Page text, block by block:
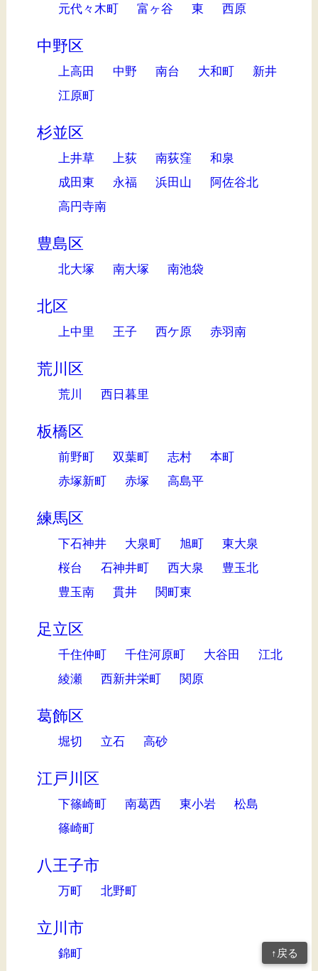
元代々木町 富ヶ谷 東 西原
中野区
上高田 中野 南台 大和町
新井
江原町
杉並区
上井草 上荻 南荻窪
和泉
成田東
永福 浜田山
阿佐谷北
高円寺南
豊島区
北大塚 南大塚 南池袋
北区
上中里 王子 西ケ原 赤羽南
荒川区
荒川 西日暮里
板橋区
前野町 双葉町 志村
本町
赤塚新町
赤塚 高島平
練馬区
下石神井 大泉町 旭町
東大泉
桜台
石神井町 西大泉
豊玉北
豊玉南
貫井 関町東
足立区
千住仲町 千住河原町 大谷田
江北
綾瀬
西新井栄町 関原
葛飾区
堀切 立石 高砂
江戸川区
下篠崎町 南葛西 東小岩
松島
篠崎町
八王子市
万町 北野町
立川市
錦町 ↑戻る